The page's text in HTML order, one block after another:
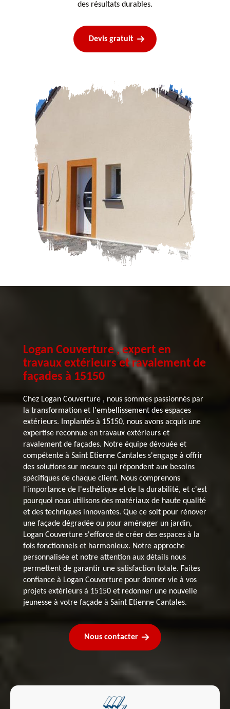
des résultats durables.
Devis gratuit
Logan Couverture , expert en
travaux extérieurs et ravalement de
façades à 15150
Chez Logan Couverture , nous sommes passionnés par
la transformation et l'embellissement des espaces
extérieurs. Implantés à 15150, nous avons acquis une
expertise reconnue en travaux extérieurs et
ravalement de façades. Notre équipe dévouée et
compétente à Saint Etienne Cantales s'engage à offrir
des solutions sur mesure qui répondent aux besoins
spécifiques de chaque client. Nous comprenons
l'importance de l'esthétique et de la durabilité, et c'est
pourquoi nous utilisons des matériaux de haute qualité
et des techniques innovantes. Que ce soit pour rénover
une façade dégradée ou pour aménager un jardin,
Logan Couverture s'efforce de créer des espaces à la
fois fonctionnels et harmonieux. Notre approche
personnalisée et notre attention aux détails nous
permettent de garantir une satisfaction totale. Faites
confiance à Logan Couverture pour donner vie à vos
projets extérieurs à 15150 et redonner une nouvelle
jeunesse à votre façade à Saint Etienne Cantales.
Nous contacter